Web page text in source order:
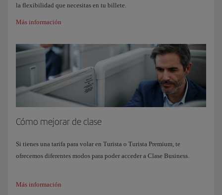
la flexibilidad que necesitas en tu billete.
Más información
Cómo mejorar de clase
Si tienes una tarifa para volar en Turista o Turista Premium, te
ofrecemos diferentes modos para poder acceder a Clase Business.
Más información